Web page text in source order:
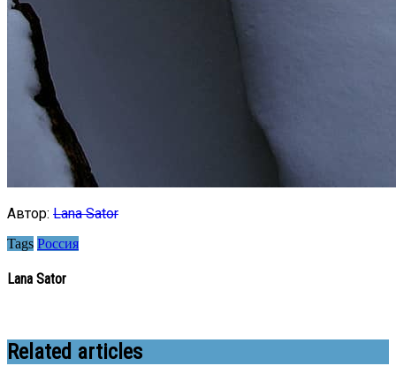
Автор: Lana Sator
Tags Россия
Lana Sator
Related articles